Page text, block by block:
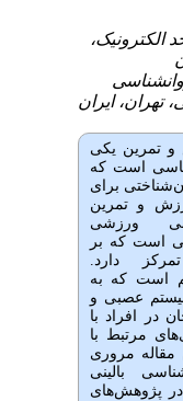
الکترونیک،
تهران، ایران
و تمرین یکی
است که
برای
و تمرین
ورزشی
است که بر
دارد.
است که به
عصبی و
در افراد با
مرتبط با
مروری
بالینی
پژوهش‌های